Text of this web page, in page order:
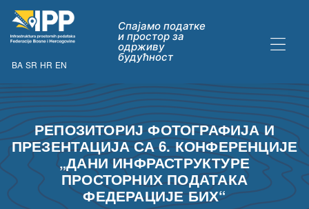
BA SR HR EN
Спајамо податке
и простор за
одрживу
будућност
РЕПОЗИТОРИЈ ФОТОГРАФИЈА И
ПРЕЗЕНТАЦИЈА СА 6. КОНФЕРЕНЦИЈЕ
„ДАНИ ИНФРАСТРУКТУРЕ
ПРОСТОРНИХ ПОДАТАКА
ФЕДЕРАЦИЈЕ БИХ“